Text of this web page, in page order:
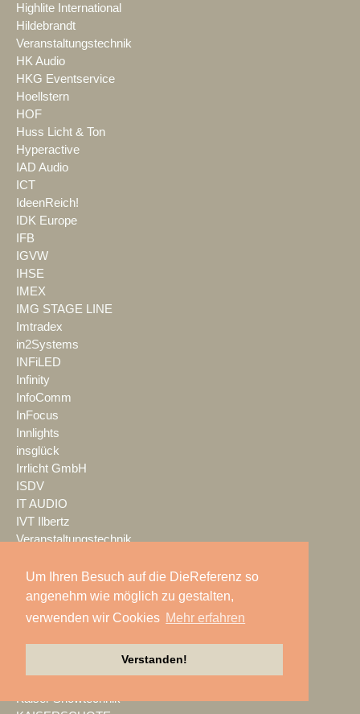
Um Ihren Besuch auf die DieReferenz so
angenehm wie möglich zu gestalten,
verwenden wir Cookies Mehr erfahren
Verstanden!
Highlite International
Hildebrandt
Veranstaltungstechnik
HK Audio
HKG Eventservice
Hoellstern
HOF
Huss Licht & Ton
Hyperactive
IAD Audio
ICT
IdeenReich!
IDK Europe
IFB
IGVW
IHSE
IMEX
IMG STAGE LINE
Imtradex
in2Systems
INFiLED
Infinity
InfoComm
InFocus
Innlights
insglück
Irrlicht GmbH
ISDV
IT AUDIO
IVT Ilbertz
Veranstaltungstechnik
Jazzunique
JB-Lighting
Jericho Gehäuse
JTS
Kaiser Showtechnik